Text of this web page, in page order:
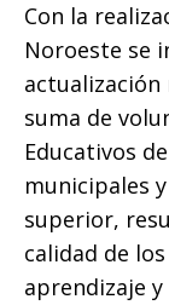
​Con la
Noroeste se
suma de
Educativos
municipales
superior,
calidad de
aprendizaje